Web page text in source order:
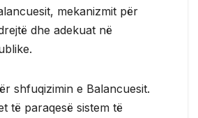
mekanizmit për
dhe adekuat në
shfuqizimin e Balancuesit.
të paraqesë sistem të